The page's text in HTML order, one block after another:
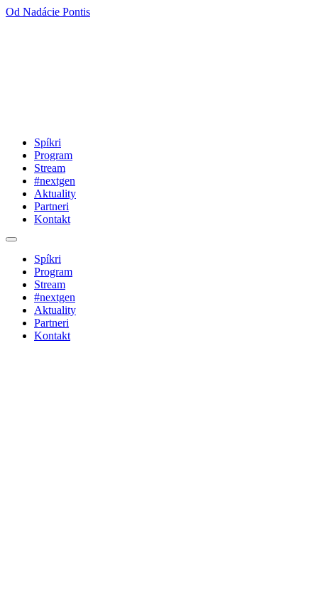
Od Nadácie Pontis
Spíkri
Program
Stream
#nextgen
Aktuality
Partneri
Kontakt
Spíkri
Program
Stream
#nextgen
Aktuality
Partneri
Kontakt